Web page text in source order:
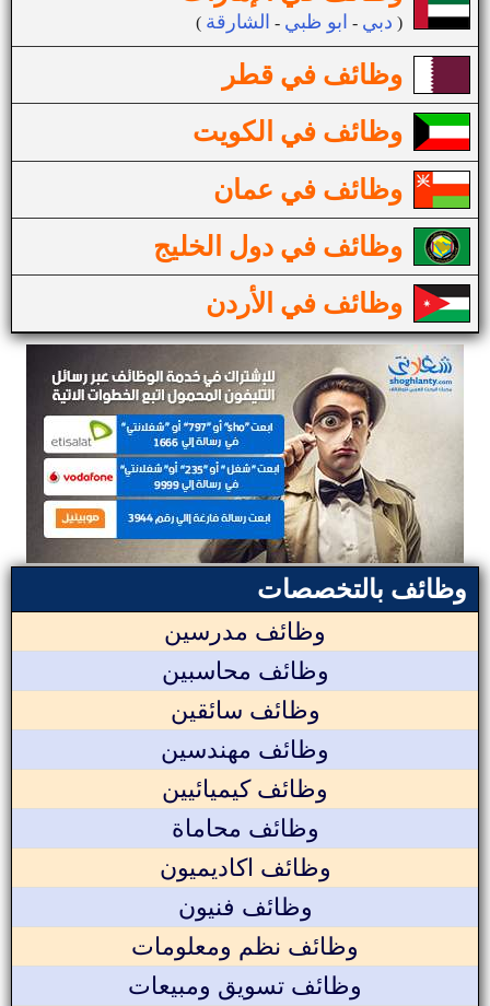
( دبي - ابو ظبي - الشارقة )
وظائف في قطر
وظائف في الكويت
وظائف في عمان
وظائف في دول الخليج
وظائف في الأردن
وظائف بالتخصصات
وظائف مدرسين
وظائف محاسبين
وظائف سائقين
وظائف مهندسين
وظائف كيميائيين
وظائف محاماة
وظائف اكاديميون
وظائف فنيون
وظائف نظم ومعلومات
وظائف تسويق ومبيعات